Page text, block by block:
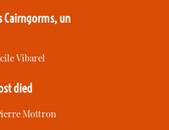
Cairngorms, un
Vibarel
died
Mottron